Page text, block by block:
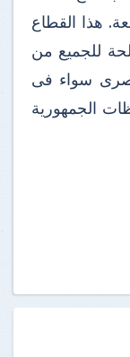
هذا القطاع
للجميع من
سواء فى
الجمهورية